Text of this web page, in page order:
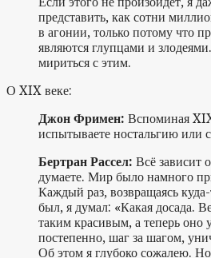
представить, как сотни
в агонии, только потому что
являются глупцами и
мириться с этим.
О XIX веке:
Джон Фримен: Вспоминая
испытываете ностальгию или
Бертран Рассел: Всё зависит
думаете. Мир было намного
Каждый раз, возвращаясь
был, я думал: «Какая досада.
таким красивым, а теперь оно
постепенно, шаг за шагом,
Об этом я глубоко сожалею.